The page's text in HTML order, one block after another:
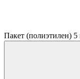
Пакет (полиэтилен) 5